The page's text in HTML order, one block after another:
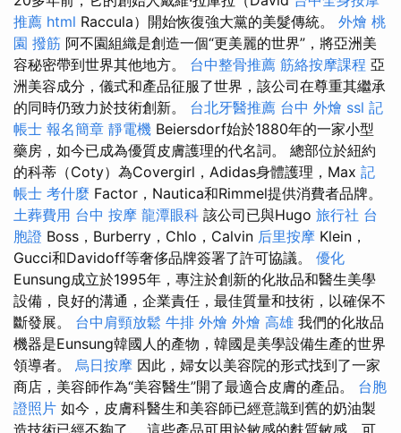
推薦 html Raccula）開始恢復強大黨的美髮傳統。 外燴 桃
園 撥筋 阿不園組織是創造一個“更美麗的世界”，將亞洲美
容秘密帶到世界其他地方。 台中整骨推薦 筋絡按摩課程 亞
洲美容成分，儀式和產品征服了世界，該公司在尊重其繼承
的同時仍致力於技術創新。 台北牙醫推薦 台中 外燴 ssl 記
帳士 報名簡章 靜電機 Beiersdorf始於1880年的一家小型
藥房，如今已成為優質皮膚護理的代名詞。 總部位於紐約
的科蒂（Coty）為Covergirl，Adidas身體護理，Max 記
帳士 考什麼 Factor，Nautica和Rimmel提供消費者品牌。
土葬費用 台中 按摩 龍潭眼科 該公司已與Hugo 旅行社 台
胞證 Boss，Burberry，Chlo，Calvin 后里按摩 Klein，
Gucci和Davidoff等奢侈品牌簽署了許可協議。 優化
Eunsung成立於1995年，專注於創新的化妝品和醫生美學
設備，良好的溝通，企業責任，最佳質量和技術，以確保不
斷發展。 台中肩頸放鬆 牛排 外燴 外燴 高雄 我們的化妝品
機器是Eunsung韓國人的產物，韓國是美學設備生產的世界
領導者。 烏日按摩 因此，婦女以美容院的形式找到了一家
商店，美容師作為“美容醫生”開了最適合皮膚的產品。 台胞
證照片 如今，皮膚科醫生和美容師已經意識到舊的奶油製
造技術已經不夠了。 這些產品可用於敏感的麩質敏感，可